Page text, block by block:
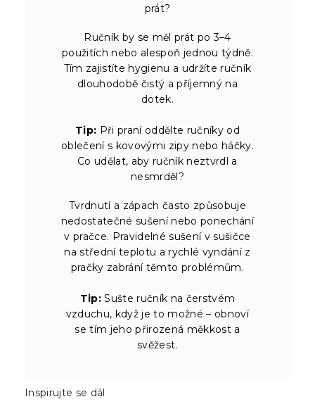
prát?
Ručník by se měl prát po 3–4
použitích nebo alespoň jednou týdně.
Tím zajistíte hygienu a udržíte ručník
dlouhodobě čistý a příjemný na
dotek.
Tip: Při praní oddělte ručníky od
oblečení s kovovými zipy nebo háčky.
Co udělat, aby ručník neztvrdl a
nesmrděl?
Tvrdnutí a zápach často způsobuje
nedostatečné sušení nebo ponechání
v pračce. Pravidelné sušení v sušičce
na střední teplotu a rychlé vyndání z
pračky zabrání těmto problémům.
Tip: Sušte ručník na čerstvém
vzduchu, když je to možné – obnoví
se tím jeho přirozená měkkost a
svěžest.
Inspirujte se dál